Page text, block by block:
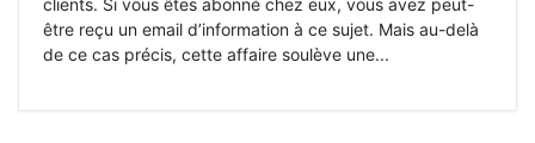
clients. Si vous êtes abonné chez eux, vous avez peut-
être reçu un email d’information à ce sujet. Mais au-delà
de ce cas précis, cette affaire soulève une...